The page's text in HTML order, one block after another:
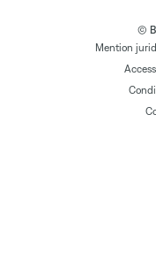
©
Mention